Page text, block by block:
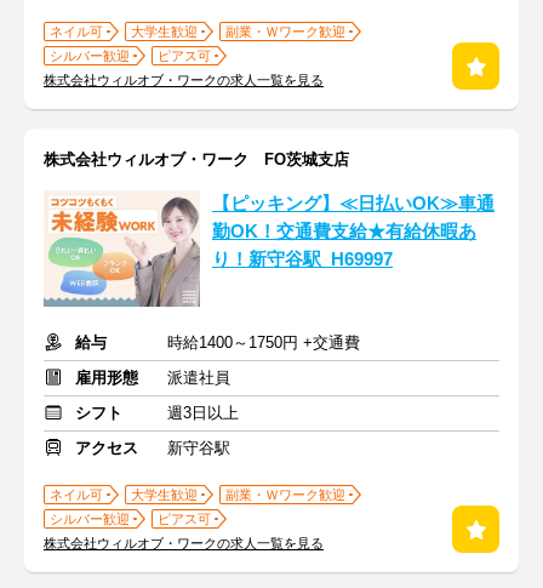
ネイル可 大学生歓迎
副業・Ｗワーク歓迎
シルバー歓迎
ピアス可
株式会社ウィルオブ・ワークの求人一覧を見る
株式会社ウィルオブ・ワーク FO茨城支店
【ピッキング】≪日払いOK≫車通
勤OK！交通費支給★有給休暇あ
り！新守谷駅_H69997
給与
時給1400～1750円 +交通費
雇用形態
派遣社員
シフト
週3日以上
アクセス
新守谷駅
ネイル可 大学生歓迎
副業・Ｗワーク歓迎
シルバー歓迎
ピアス可
株式会社ウィルオブ・ワークの求人一覧を見る